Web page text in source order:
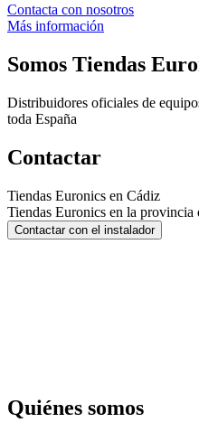
Contacta con nosotros
Más información
Somos Tiendas
Distribuidores oficiales de
toda España
Contactar
Tiendas Euronics en Cádiz
Tiendas Euronics en la
Contactar con el instalador
Quiénes somos